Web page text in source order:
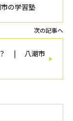
の学習塾
次の記事へ
？ | 八潮市